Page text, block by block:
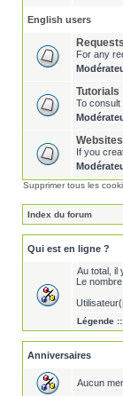
English users
For any
Tutorials
To consult
If you
Supprimer tous les
Index du forum
Qui est en ligne ?
Au total, il
Le
Légende ::
Anniversaires
Aucun